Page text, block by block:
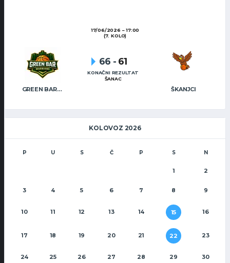
17/06/2026
17:00
(7. KOLO)
GREEN BAR WARRIORS ŠKANJCI
66 - 61
KONAČNI REZULTAT
ŠANAC
KOLOVOZ 2026
P U S Č P S N
1 2
3 4 5 6 7 8 9
10 11 12 13 14 15 16
17 18 19 20 21 22 23
24 25 26 27 28 29 30